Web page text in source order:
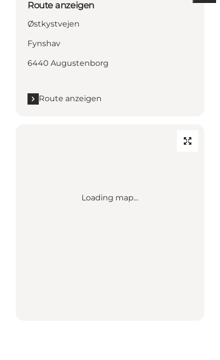
Route anzeigen
Østkystvejen
Fynshav
6440 Augustenborg
Route anzeigen
Loading map...